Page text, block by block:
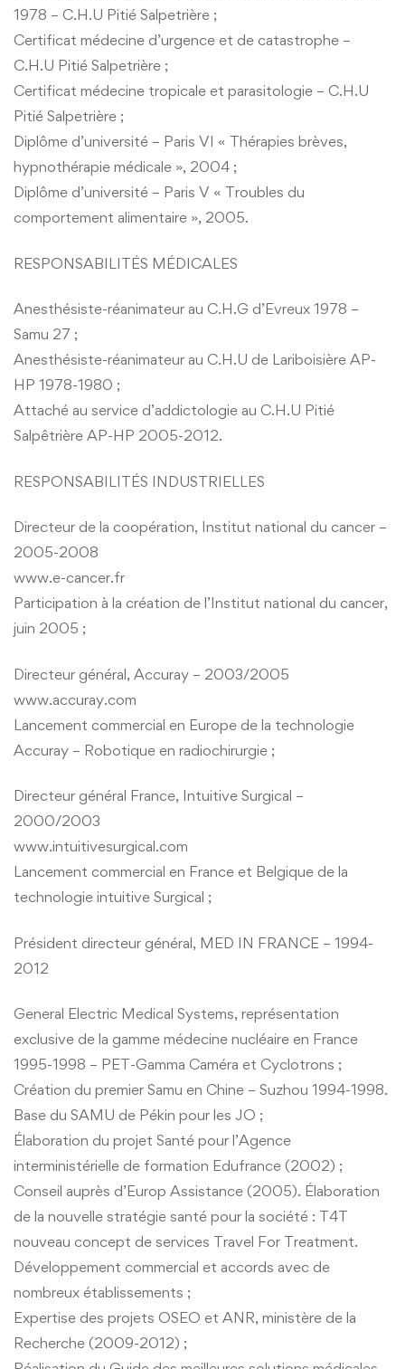
1978 – C.H.U Pitié Salpetrière ;
Certificat médecine d’urgence et de catastrophe –
C.H.U Pitié Salpetrière ;
Certificat médecine tropicale et parasitologie – C.H.U
Pitié Salpetrière ;
Diplôme d’université – Paris VI « Thérapies brèves,
hypnothérapie médicale », 2004 ;
Diplôme d’université – Paris V « Troubles du
comportement alimentaire », 2005.
RESPONSABILITÉS MÉDICALES
Anesthésiste-réanimateur au C.H.G d’Evreux 1978 –
Samu 27 ;
Anesthésiste-réanimateur au C.H.U de Lariboisière AP-
HP 1978-1980 ;
Attaché au service d’addictologie au C.H.U Pitié
Salpêtrière AP-HP 2005-2012.
RESPONSABILITÉS INDUSTRIELLES
Directeur de la coopération, Institut national du cancer –
2005-2008
www.e-cancer.fr
Participation à la création de l’Institut national du cancer,
juin 2005 ;
Directeur général, Accuray – 2003/2005
www.accuray.com
Lancement commercial en Europe de la technologie
Accuray – Robotique en radiochirurgie ;
Directeur général France, Intuitive Surgical –
2000/2003
www.intuitivesurgical.com
Lancement commercial en France et Belgique de la
technologie intuitive Surgical ;
Président directeur général, MED IN FRANCE – 1994-
2012
General Electric Medical Systems, représentation
exclusive de la gamme médecine nucléaire en France
1995-1998 – PET-Gamma Caméra et Cyclotrons ;
Création du premier Samu en Chine – Suzhou 1994-1998.
Base du SAMU de Pékin pour les JO ;
Élaboration du projet Santé pour l’Agence
interministérielle de formation Edufrance (2002) ;
Conseil auprès d’Europ Assistance (2005). Élaboration
de la nouvelle stratégie santé pour la société : T4T
nouveau concept de services Travel For Treatment.
Développement commercial et accords avec de
nombreux établissements ;
Expertise des projets OSEO et ANR, ministère de la
Recherche (2009-2012) ;